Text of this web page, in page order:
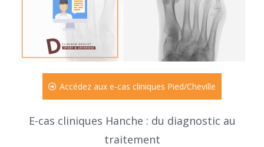
Accédez aux e-cas cliniques Pied/Cheville
E-cas cliniques Hanche : du diagnostic au
traitement